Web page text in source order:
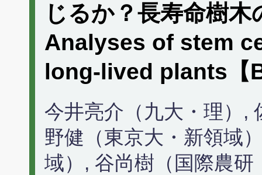
じるか？長寿命樹
Analyses of stem
long-lived plants【
今井亮介（九大・理）,
野健（東京大・新領域
域）, 谷尚樹（国際農